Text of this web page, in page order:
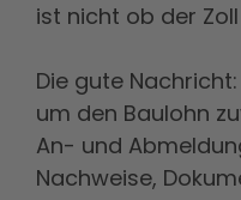
ist nicht ob der
Die gute
um den Baulohn
An- und
Nachweise,